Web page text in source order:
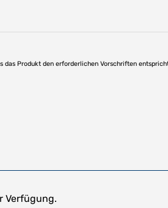
das Produkt den erforderlichen Vorschriften
Verfügung.